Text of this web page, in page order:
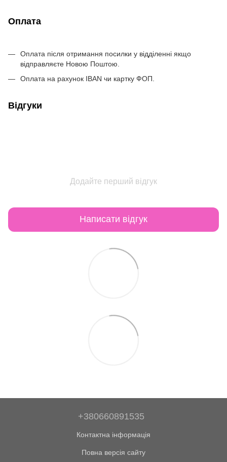
Оплата
Оплата після отримання посилки у відділенні якщо
відправляєте Новою Поштою.
Оплата на рахунок IBAN чи картку ФОП.
Відгуки
Додайте перший відгук
Написати відгук
+380660891535
Контактна інформація
Повна версія сайту